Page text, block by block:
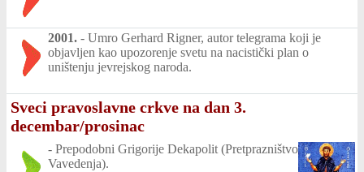
2001. - Umro Gerhard Rigner, autor telegrama koji je
objavljen kao upozorenje svetu na nacistički plan o
uništenju jevrejskog naroda.
Sveci pravoslavne crkve na dan 3.
decembar/prosinac
- Prepodobni Grigorije Dekapolit (Pretprazništvo
Vavedenja).